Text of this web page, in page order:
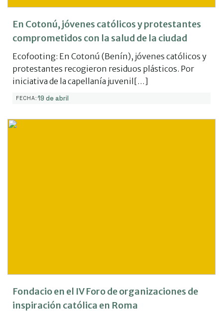
En Cotonú, jóvenes católicos y protestantes
comprometidos con la salud de la ciudad
Ecofooting: En Cotonú (Benín), jóvenes católicos y
protestantes recogieron residuos plásticos. Por
iniciativa de la capellanía juvenil[…]
FECHA:19 de abril
Fondacio en el IV Foro de organizaciones de
inspiración católica en Roma